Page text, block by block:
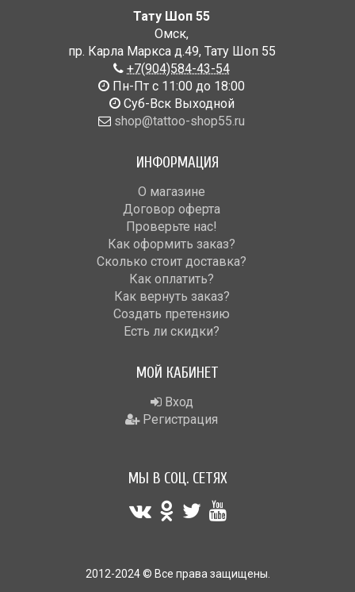
Тату Шоп 55
Омск,
пр. Карла Маркса д.49, Тату Шоп 55
+7(904)584-43-54
Пн-Пт с 11:00 до 18:00
Cуб-Вск Выходной
shop@tattoo-shop55.ru
ИНФОРМАЦИЯ
О магазине
Договор оферта
Проверьте нас!
Как оформить заказ?
Сколько стоит доставка?
Как оплатить?
Как вернуть заказ?
Создать претензию
Есть ли скидки?
МОЙ КАБИНЕТ
Вход
Регистрация
МЫ В СОЦ. СЕТЯХ
2012-2024 © Все права защищены.